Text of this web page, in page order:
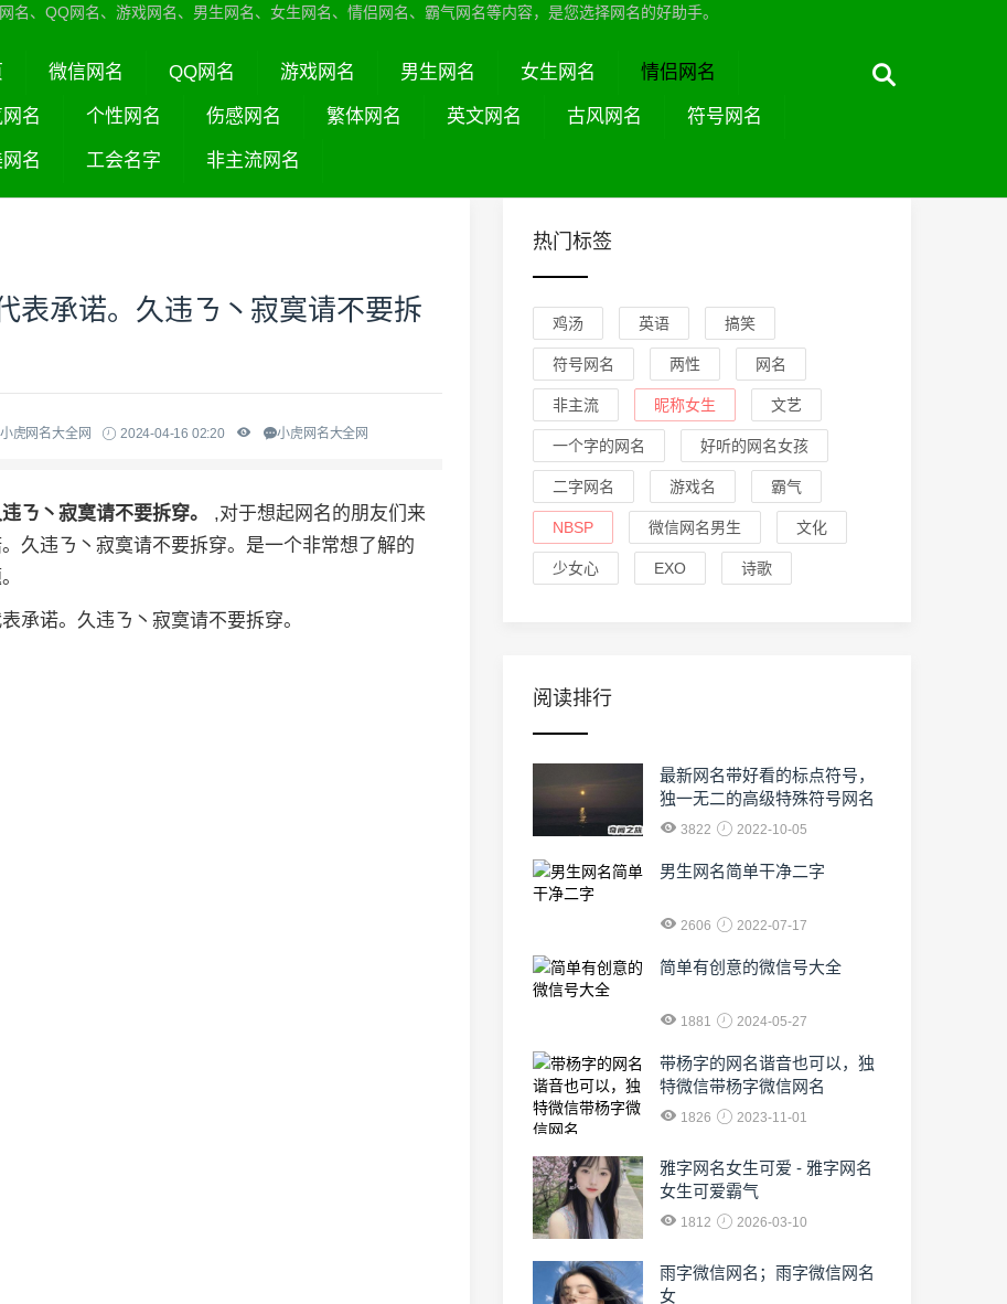
名、QQ网名、游戏网名、男生网名、女生网名、情侣网名、霸气网名等内容，是您选择网名的好助手。
微信网名 QQ网名 游戏网名 男生网名 女生网名 情侣网名
名 个性网名 伤感网名 繁体网名 英文网名 古风网名 符号网名
名 工会名字 非主流网名
表承诺。久违ㄋ丶寂寞请不要拆
虎网名大全网 2024-04-16 02:20 小虎网名大全网
ㄋ丶寂寞请不要拆穿。 ,对于想起网名的朋友们来
久违ㄋ丶寂寞请不要拆穿。是一个非常想了解的
承诺。久违ㄋ丶寂寞请不要拆穿。
热门标签
鸡汤 英语 搞笑
符号网名 两性 网名
非主流 昵称女生 文艺
一个字的网名 好听的网名女孩
二字网名 游戏名 霸气
NBSP 微信网名男生 文化
少女心 EXO 诗歌
阅读排行
最新网名带好看的标点符号，
独一无二的高级特殊符号网名
3822 2022-10-05
男生网名简单干净二字
2606 2022-07-17
简单有创意的微信号大全
1881 2024-05-27
​带杨字的网名谐音也可以，独
特微信带杨字微信网名
1826 2023-11-01
雅字网名女生可爱 - 雅字网名
女生可爱霸气
1812 2026-03-10
雨字微信网名；雨字微信网名
女